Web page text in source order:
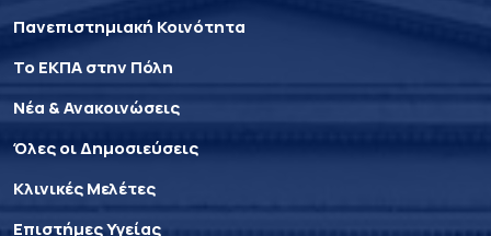
Πανεπιστημιακή Κοινότητα
Το ΕΚΠΑ στην Πόλη
Νέα & Ανακοινώσεις
Όλες οι Δημοσιεύσεις
Κλινικές Μελέτες
Επιστήμες Υγείας